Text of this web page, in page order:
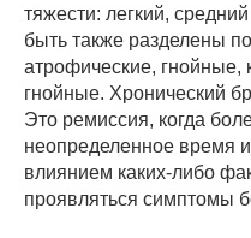
тяжести: легкий,
быть также разделены
атрофические, гнойные,
гнойные. Хронический
Это ремиссия, когда
неопределенное время
влиянием каких-либо
проявляться симптомы